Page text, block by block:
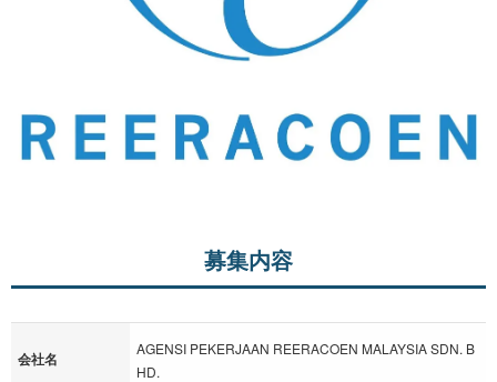
募集内容
会社名
AGENSI PEKERJAAN REERACOEN MALAYSIA SDN. B
HD.